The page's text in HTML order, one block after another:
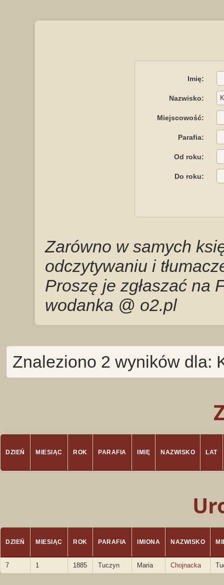
Imię:
Nazwisko:
Miejscowość:
Parafia:
Od roku:
Do roku:
Zarówno w samych
odczytywaniu i
Proszę je zgłaszać na
wodanka @ o2.pl
Znaleziono 2 wyników dla:
DZIEŃ MIESIĄC ROK PARAFIA IMIĘ NAZWISKO LAT
DZIEŃ MIESIĄC ROK PARAFIA IMIONA NAZWISKO
7 1 1885 Tuczyn Maria Chojnacka